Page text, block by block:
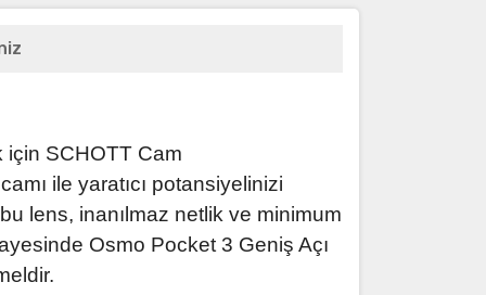
için SCHOTT Cam
ile yaratıcı potansiyelinizi
lens, inanılmaz netlik ve minimum
Osmo Pocket 3 Geniş Açı